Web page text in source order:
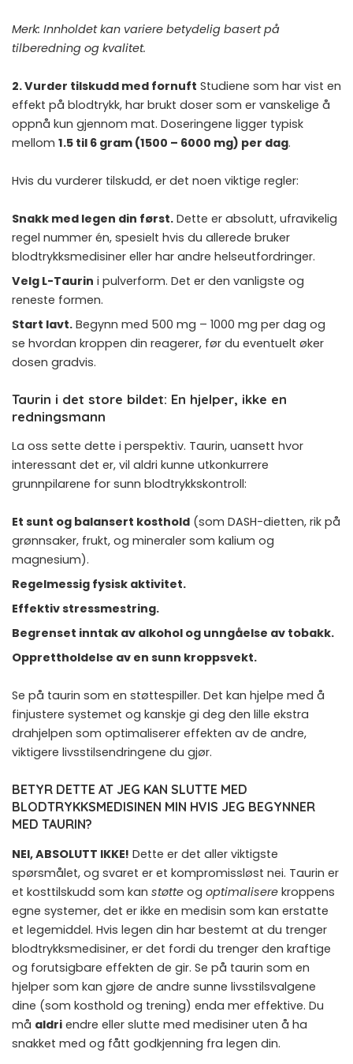
Merk: Innholdet kan variere betydelig basert på
tilberedning og kvalitet.
2. Vurder tilskudd med fornuft Studiene som har vist en
effekt på blodtrykk, har brukt doser som er vanskelige å
oppnå kun gjennom mat. Doseringene ligger typisk
mellom 1.5 til 6 gram (1500 – 6000 mg) per dag.
Hvis du vurderer tilskudd, er det noen viktige regler:
Snakk med legen din først. Dette er absolutt, ufravikelig
regel nummer én, spesielt hvis du allerede bruker
blodtrykksmedisiner eller har andre helseutfordringer.
Velg L-Taurin i pulverform. Det er den vanligste og
reneste formen.
Start lavt. Begynn med 500 mg – 1000 mg per dag og
se hvordan kroppen din reagerer, før du eventuelt øker
dosen gradvis.
Taurin i det store bildet: En hjelper, ikke en
redningsmann
La oss sette dette i perspektiv. Taurin, uansett hvor
interessant det er, vil aldri kunne utkonkurrere
grunnpilarene for sunn blodtrykkskontroll:
Et sunt og balansert kosthold (som DASH-dietten, rik på
grønnsaker, frukt, og mineraler som kalium og
magnesium).
Regelmessig fysisk aktivitet.
Effektiv stressmestring.
Begrenset inntak av alkohol og unngåelse av tobakk.
Opprettholdelse av en sunn kroppsvekt.
Se på taurin som en støttespiller. Det kan hjelpe med å
finjustere systemet og kanskje gi deg den lille ekstra
drahjelpen som optimaliserer effekten av de andre,
viktigere livsstilsendringene du gjør.
BETYR DETTE AT JEG KAN SLUTTE MED
BLODTRYKKSMEDISINEN MIN HVIS JEG BEGYNNER
MED TAURIN?
NEI, ABSOLUTT IKKE! Dette er det aller viktigste
spørsmålet, og svaret er et kompromissløst nei. Taurin er
et kosttilskudd som kan støtte og optimalisere kroppens
egne systemer, det er ikke en medisin som kan erstatte
et legemiddel. Hvis legen din har bestemt at du trenger
blodtrykksmedisiner, er det fordi du trenger den kraftige
og forutsigbare effekten de gir. Se på taurin som en
hjelper som kan gjøre de andre sunne livsstilsvalgene
dine (som kosthold og trening) enda mer effektive. Du
må aldri endre eller slutte med medisiner uten å ha
snakket med og fått godkjenning fra legen din.